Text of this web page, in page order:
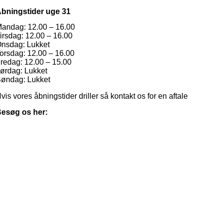
uge 31
12.00 – 16.00
12.00 – 16.00
Lukket
12.00 – 16.00
12.00 – 15.00
Lukket
Lukket
vores åbningstider driller så kontakt os for en aftale
os her: